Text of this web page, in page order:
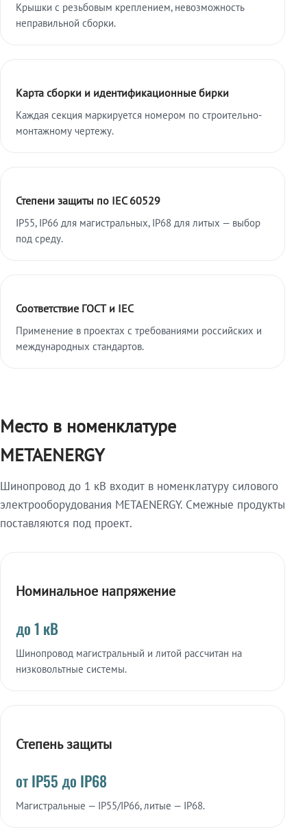
Крышки с резьбовым креплением, невозможность
неправильной сборки.
Карта сборки и идентификационные бирки
Каждая секция маркируется номером по строительно-
монтажному чертежу.
Степени защиты по IEC 60529
IP55, IP66 для магистральных, IP68 для литых — выбор
под среду.
Соответствие ГОСТ и IEC
Применение в проектах с требованиями российских и
международных стандартов.
Место в номенклатуре
METAENERGY
Шинопровод до 1 кВ входит в номенклатуру силового
электрооборудования METAENERGY. Смежные продукты
поставляются под проект.
Номинальное напряжение
до 1 кВ
Шинопровод магистральный и литой рассчитан на
низковольтные системы.
Степень защиты
от IP55 до IP68
Магистральные — IP55/IP66, литые — IP68.